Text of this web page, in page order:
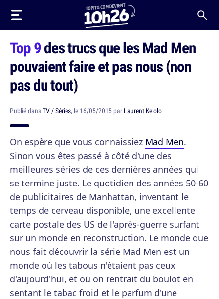
Top 9des trucs que les Mad Men
pouvaient faire et pas nous (non
pas du tout)
Publié dansTV / Séries, le 16/05/2015 par Laurent Kelolo
On espère que vous connaissiez Mad Men.
Sinon vous êtes passé à côté d'une des
meilleures séries de ces dernières années qui
se termine juste. Le quotidien des années 50-60
de publicitaires de Manhattan, inventant le
temps de cerveau disponible, une excellente
carte postale des US de l'après-guerre surfant
sur un monde en reconstruction. Le monde que
nous fait découvrir la série Mad Men est un
monde où les tabous n'étaient pas ceux
d'aujourd'hui, et où on rentrait du boulot en
sentant le tabac froid et le parfum d'une